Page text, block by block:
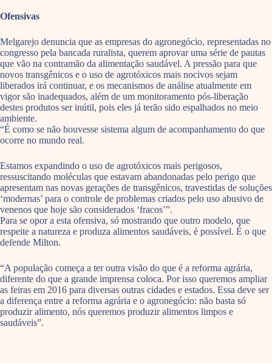
Ofensivas
Melgarejo denuncia que as empresas do agronegócio, representadas no
congresso pela bancada ruralista, querem aprovar uma série de pautas
que vão na contramão da alimentação saudável. A pressão para que
novos transgênicos e o uso de agrotóxicos mais nocivos sejam
liberados irá continuar, e os mecanismos de análise atualmente em
vigor são inadequados, além de um monitoramento pós-liberação
destes produtos ser inútil, pois eles já terão sido espalhados no meio
ambiente.
“É como se não houvesse sistema algum de acompanhamento do que
ocorre no mundo real.
Estamos expandindo o uso de agrotóxicos mais perigosos,
ressuscitando moléculas que estavam abandonadas pelo perigo que
apresentam nas novas gerações de transgênicos, travestidas de soluções
‘modernas’ para o controle de problemas criados pelo uso abusivo de
venenos que hoje são considerados ‘fracos’”.
Para se opor a esta ofensiva, só mostrando que outro modelo, que
respeite a natureza e produza alimentos saudáveis, é possível. É o que
defende Milton.
“A população começa a ter outra visão do que é a reforma agrária,
diferente do que a grande imprensa coloca. Por isso queremos ampliar
as feiras em 2016 para diversas outras cidades e estados. Essa deve ser
a diferença entre a reforma agrária e o agronegócio: não basta só
produzir alimento, nós queremos produzir alimentos limpos e
saudáveis”.